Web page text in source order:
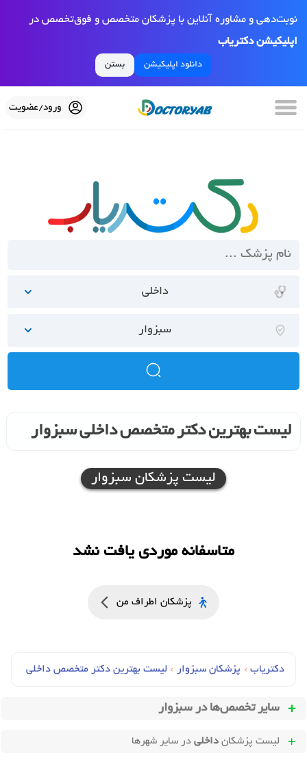
نوبت‌دهی و مشاوره آنلاین با پزشکان متخصص و فوق‌تخصص در
اپلیکیشن دکتریاب
دانلود اپلیکیشن بستن
ورود/عضویت
داخلی
سبزوار
لیست بهترین دکتر متخصص داخلی سبزوار
لیست پزشکان سبزوار
متاسفانه موردی یافت نشد
پزشکان اطراف من
دکتریاب › پزشکان سبزوار › لیست بهترین دکتر متخصص داخلی
سایر تخصص‌ها در سبزوار
لیست پزشکان داخلی در سایر شهرها